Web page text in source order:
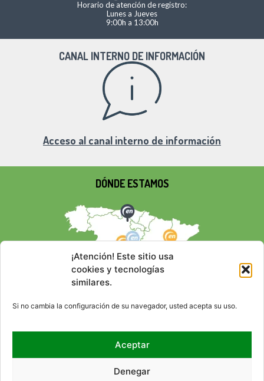
¡Atención! Este sitio usa
cookies y tecnologías
similares.
Si no cambia la configuración de su navegador, usted acepta su uso.
Aceptar
Denegar
Horario de atención de registro:
Lunes a Jueves
9:00h a 13:00h
CANAL INTERNO DE INFORMACIÓN
Acceso al canal interno de información
DÓNDE ESTAMOS
REDES SOCIALES